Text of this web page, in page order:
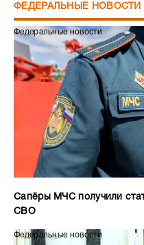
ФЕДЕРАЛЬНЫЕ НОВОСТИ
Федеральные новости
Сапёры МЧС получили
СВО
Федеральные новости